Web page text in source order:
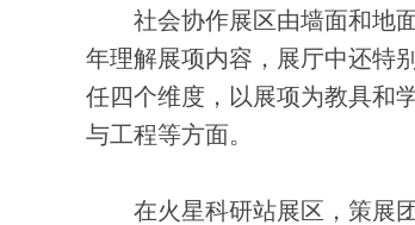
社会协作展区由墙面和地面
年理解展项内容，展厅中还特
任四个维度，以展项为教具和
与工程等方面。
在火星科研站展区，策展团